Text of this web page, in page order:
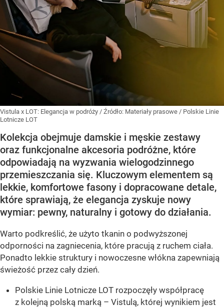
Vistula x LOT: Elegancja w podróży / Źródło: Materiały prasowe / Polskie Linie
Lotnicze LOT
Kolekcja obejmuje damskie i męskie zestawy
oraz funkcjonalne akcesoria podróżne, które
odpowiadają na wyzwania wielogodzinnego
przemieszczania się. Kluczowym elementem są
lekkie, komfortowe fasony i dopracowane detale,
które sprawiają, że elegancja zyskuje nowy
wymiar: pewny, naturalny i gotowy do działania.
Warto podkreślić, że użyto tkanin o podwyższonej
odporności na zagniecenia, które pracują z ruchem ciała.
Ponadto lekkie struktury i nowoczesne włókna zapewniają
świeżość przez cały dzień.
Polskie Linie Lotnicze LOT rozpoczęły współpracę
z kolejną polską marką – Vistulą, której wynikiem jest